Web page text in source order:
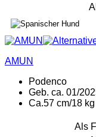
AMUN
Podenco
Geb. ca. 01/
Ca.57 cm/18 kg
Als